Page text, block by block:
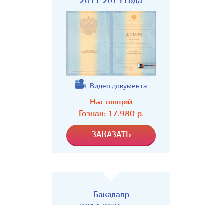
Видео документа
Настоящий
Гознак: 17.980р.
Бакалавр